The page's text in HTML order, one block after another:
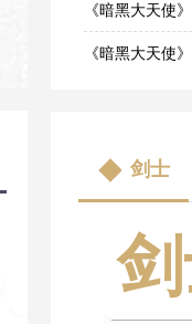
09-09
《暗黑大天使
03-12
《暗黑大天使
10-24
《暗黑大天使
剑士